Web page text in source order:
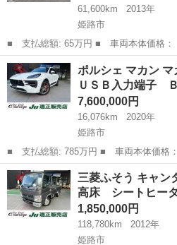
61,600km
2013年
姫路市
■ 支払総額: 65万円 ■ 車両本体価格： 459,000 円 ■ メーカー
名： フィアット ■ 車種名： パンダ
ー 正規ディーラー車 純正アルミホ
ミラー 純正オーデ...
兵庫 姫路市
ポルシェ マカン
ＵＳＢ入力端子
7,600,000円
16,076km
2020年
姫路市
■ 支払総額: 785万円 ■ 車両本体価格： 7,600,000 円 ■ メーカー
名： ポルシェ ■ 車種名： マカン ■
Ｓ ＤＶＤ再生 ＵＳＢ入力端子 Ｂｌ
カメラ 全...
兵庫 姫路市 その他
三菱ふそう キャ
高床 シートヒ
1,850,000円
118,780km
2012年
姫路市